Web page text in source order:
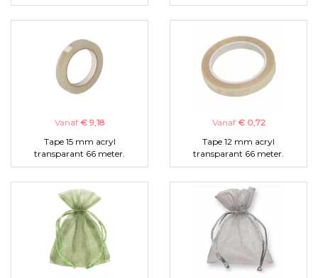
Vanaf € 9,18
Tape 15 mm acryl
transparant 66 meter.
Vanaf € 0,72
Tape 12 mm acryl
transparant 66 meter.